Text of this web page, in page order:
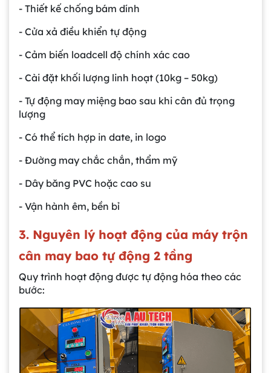
- Thiết kế chống bám dính
- Cửa xả điều khiển tự động
- Cảm biến loadcell độ chính xác cao
- Cài đặt khối lượng linh hoạt (10kg – 50kg)
- Tự động may miệng bao sau khi cân đủ trọng
lượng
- Có thể tích hợp in date, in logo
- Đường may chắc chắn, thẩm mỹ
- Dây băng PVC hoặc cao su
- Vận hành êm, bền bỉ
3. Nguyên lý hoạt động của máy trộn
cân may bao tự động 2 tầng
Quy trình hoạt động được tự động hóa theo các
bước: